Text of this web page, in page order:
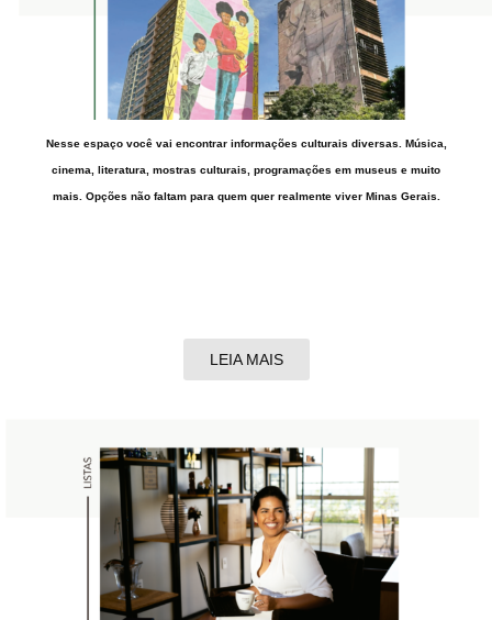
LEIA MAIS
Nesse espaço você vai encontrar informações culturais diversas. Música,
cinema, literatura, mostras culturais, programações em museus e muito
mais. Opções não faltam para quem quer realmente viver Minas Gerais.